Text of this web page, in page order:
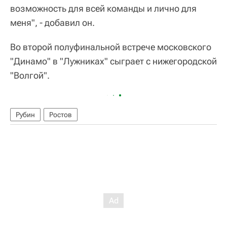
возможность для всей команды и лично для
меня", - добавил он.
Во второй полуфинальной встрече московского
"Динамо" в "Лужниках" сыграет с нижегородской
"Волгой".
Рубин Ростов